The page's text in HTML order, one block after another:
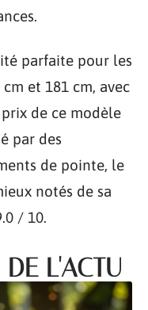
parfaite pour les
et 181 cm, avec
de ce modèle
par des
de pointe, le
notés de sa
/ 10.
L'ACTU